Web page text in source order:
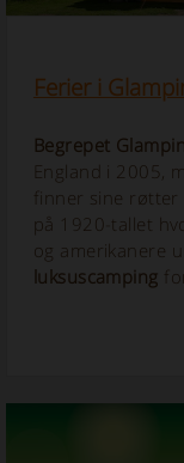
Ferier i
Begrepet
England i 2005,
finner sine røtter
på 1920-tallet
og amerikanere
luksuscamping